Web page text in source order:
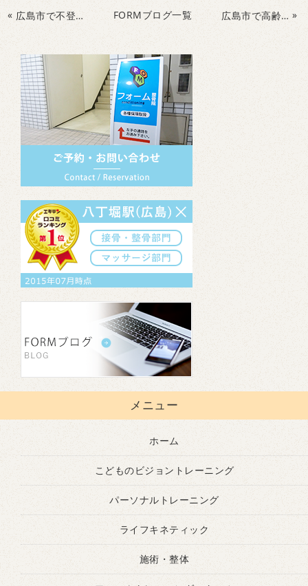
« 広島市で不登校やひきこもりなど改善にライフキネティック FORMブログ一覧 広島市で高齢者の認知症予防&転倒防止運動なら！ »
メニュー
ホーム
こどものビジョントレーニング
パーソナルトレーニング
ライフキネティック
施術・整体